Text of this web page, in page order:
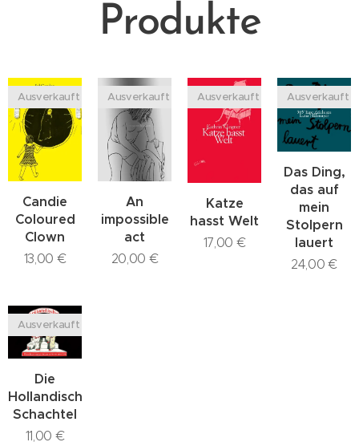
Produkte
Candie
Coloured
Clown
Ausverkauft
13,00 €
An
impossible
act
Ausverkauft
20,00 €
Katze
hasst Welt
Ausverkauft
17,00 €
Das Ding,
das auf
mein
Stolpern
lauert
Ausverkauft
24,00 €
Die
Hollandische
Schachtel
Ausverkauft
11,00 €